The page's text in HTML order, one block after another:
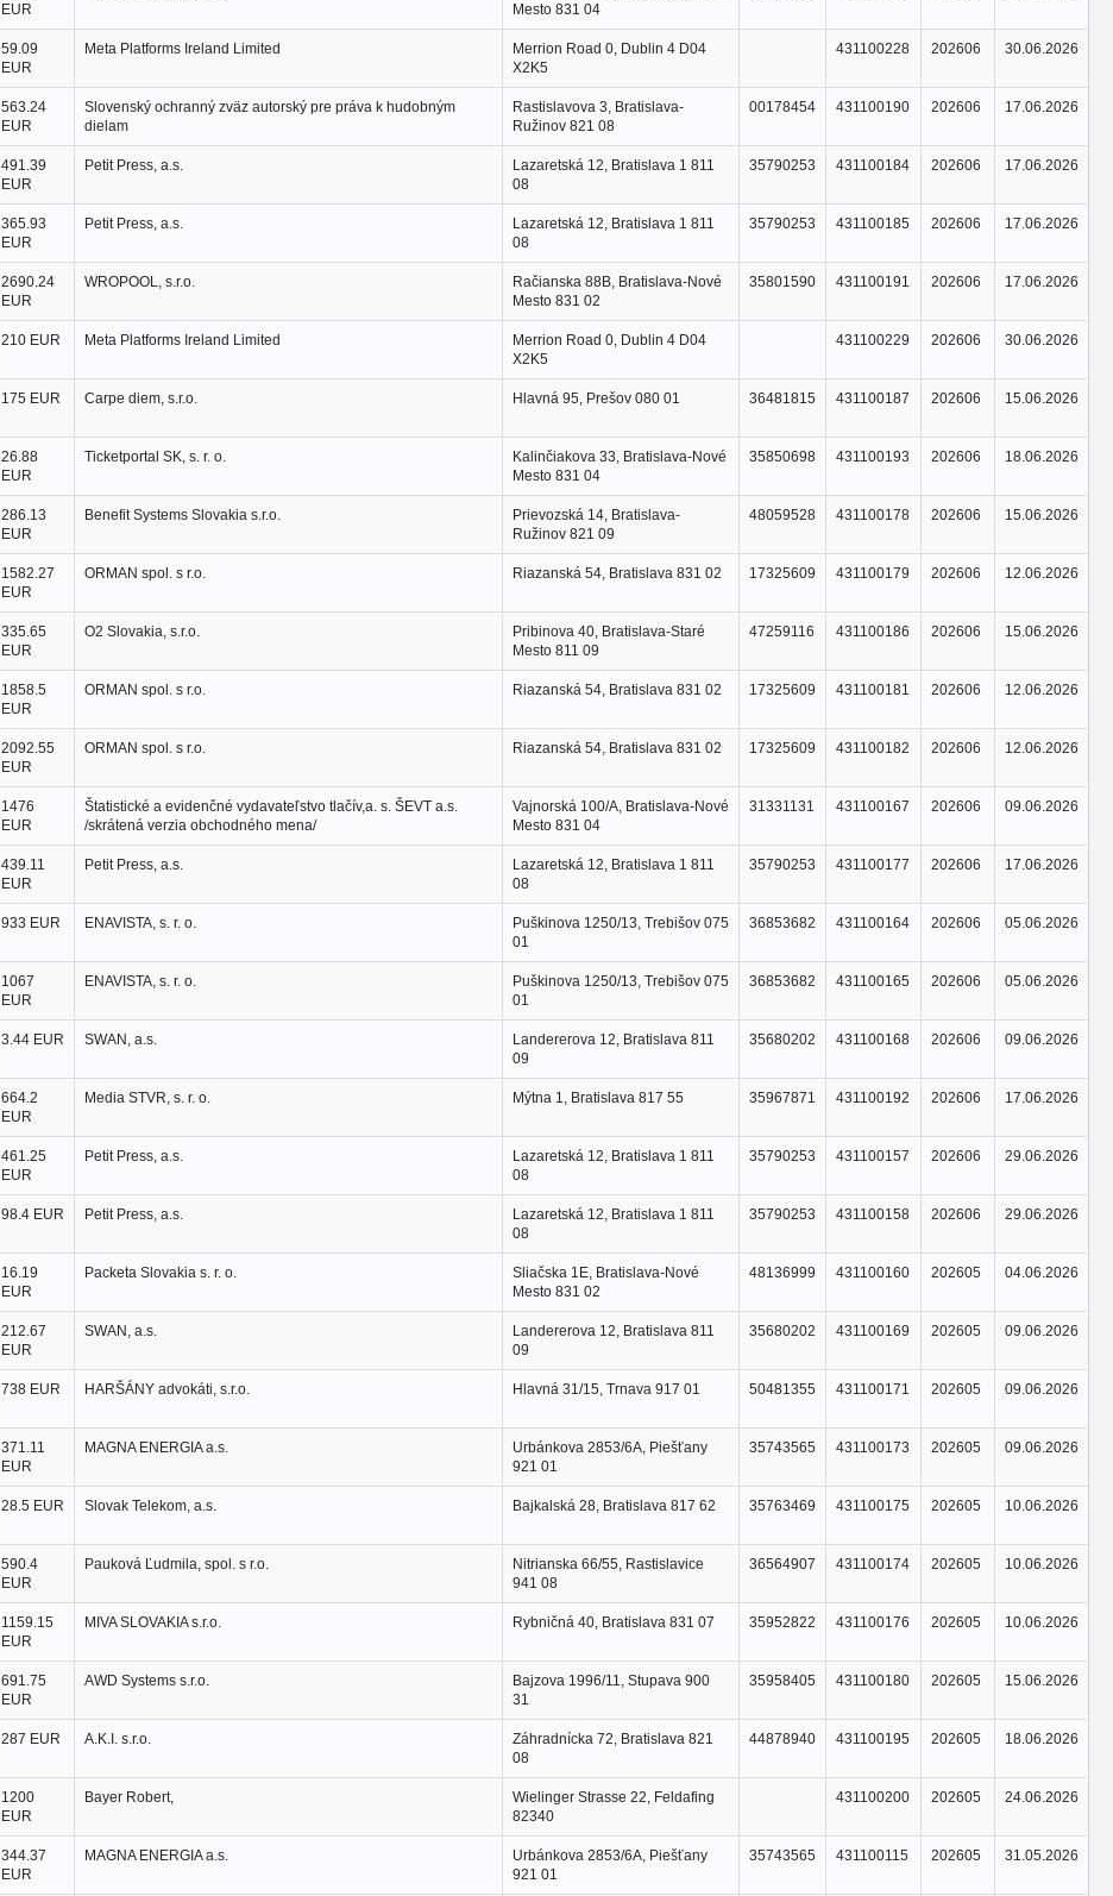
EUR
Mesto 831 04
59.09
EUR
Meta Platforms Ireland Limited
Merrion Road 0, Dublin 4 D04
X2K5
431100228 202606 30.06.2026
563.24
EUR
Slovenský ochranný zväz autorský pre práva k hudobným
dielam
Rastislavova 3, Bratislava-
Ružinov 821 08
00178454 431100190 202606 17.06.2026
491.39
EUR
Petit Press, a.s.
Lazaretská 12, Bratislava 1 811
08
35790253 431100184 202606 17.06.2026
365.93
EUR
Petit Press, a.s.
Lazaretská 12, Bratislava 1 811
08
35790253 431100185 202606 17.06.2026
2690.24
EUR
WROPOOL, s.r.o.
Račianska 88B, Bratislava-Nové
Mesto 831 02
35801590 431100191 202606 17.06.2026
210 EUR Meta Platforms Ireland Limited
Merrion Road 0, Dublin 4 D04
X2K5
431100229 202606 30.06.2026
175 EUR Carpe diem, s.r.o. Hlavná 95, Prešov 080 01 36481815 431100187 202606 15.06.2026
26.88
EUR
Ticketportal SK, s. r. o.
Kalinčiakova 33, Bratislava-Nové
Mesto 831 04
35850698 431100193 202606 18.06.2026
286.13
EUR
Benefit Systems Slovakia s.r.o.
Prievozská 14, Bratislava-
Ružinov 821 09
48059528 431100178 202606 15.06.2026
1582.27
EUR
ORMAN spol. s r.o. Riazanská 54, Bratislava 831 02 17325609 431100179 202606 12.06.2026
335.65
EUR
O2 Slovakia, s.r.o.
Pribinova 40, Bratislava-Staré
Mesto 811 09
47259116 431100186 202606 15.06.2026
1858.5
EUR
ORMAN spol. s r.o. Riazanská 54, Bratislava 831 02 17325609 431100181 202606 12.06.2026
2092.55
EUR
ORMAN spol. s r.o. Riazanská 54, Bratislava 831 02 17325609 431100182 202606 12.06.2026
1476
EUR
Štatistické a evidenčné vydavateľstvo tlačív,a. s. ŠEVT a.s.
/skrátená verzia obchodného mena/
Vajnorská 100/A, Bratislava-Nové
Mesto 831 04
31331131 431100167 202606 09.06.2026
439.11
EUR
Petit Press, a.s.
Lazaretská 12, Bratislava 1 811
08
35790253 431100177 202606 17.06.2026
933 EUR ENAVISTA, s. r. o.
Puškinova 1250/13, Trebišov 075
01
36853682 431100164 202606 05.06.2026
1067
EUR
ENAVISTA, s. r. o.
Puškinova 1250/13, Trebišov 075
01
36853682 431100165 202606 05.06.2026
3.44 EUR SWAN, a.s.
Landererova 12, Bratislava 811
09
35680202 431100168 202606 09.06.2026
664.2
EUR
Media STVR, s. r. o. Mýtna 1, Bratislava 817 55 35967871 431100192 202606 17.06.2026
461.25
EUR
Petit Press, a.s.
Lazaretská 12, Bratislava 1 811
08
35790253 431100157 202606 29.06.2026
98.4 EUR Petit Press, a.s.
Lazaretská 12, Bratislava 1 811
08
35790253 431100158 202606 29.06.2026
16.19
EUR
Packeta Slovakia s. r. o.
Sliačska 1E, Bratislava-Nové
Mesto 831 02
48136999 431100160 202605 04.06.2026
212.67
EUR
SWAN, a.s.
Landererova 12, Bratislava 811
09
35680202 431100169 202605 09.06.2026
738 EUR HARŠÁNY advokáti, s.r.o. Hlavná 31/15, Trnava 917 01 50481355 431100171 202605 09.06.2026
371.11
EUR
MAGNA ENERGIA a.s.
Urbánkova 2853/6A, Piešťany
921 01
35743565 431100173 202605 09.06.2026
28.5 EUR Slovak Telekom, a.s. Bajkalská 28, Bratislava 817 62 35763469 431100175 202605 10.06.2026
590.4
EUR
Pauková Ľudmila, spol. s r.o.
Nitrianska 66/55, Rastislavice
941 08
36564907 431100174 202605 10.06.2026
1159.15
EUR
MIVA SLOVAKIA s.r.o. Rybničná 40, Bratislava 831 07 35952822 431100176 202605 10.06.2026
691.75
EUR
AWD Systems s.r.o.
Bajzova 1996/11, Stupava 900
31
35958405 431100180 202605 15.06.2026
287 EUR A.K.I. s.r.o.
Záhradnícka 72, Bratislava 821
08
44878940 431100195 202605 18.06.2026
1200
EUR
Bayer Robert,
Wielinger Strasse 22, Feldafing
82340
431100200 202605 24.06.2026
344.37
EUR
MAGNA ENERGIA a.s.
Urbánkova 2853/6A, Piešťany
921 01
35743565 431100115 202605 31.05.2026